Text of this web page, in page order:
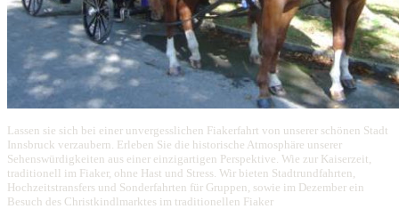
Lassen sie sich bei einer unvergesslichen Fiakerfahrt von unserer schönen Stadt
Innsbruck verzaubern. Erleben Sie die historische Atmosphäre unserer
Sehenswürdigkeiten aus einer einzigartigen Perspektive. Wie zur Kaiserzeit,
traditionell im Fiaker, ohne Hast und Stress. Wir bieten Stadtrundfahrten,
Hochzeitstransfers und Sonderfahrten für Gruppen, sowie im Dezember ein
Besuch des Christkindlmarktes im traditionellen Fiaker